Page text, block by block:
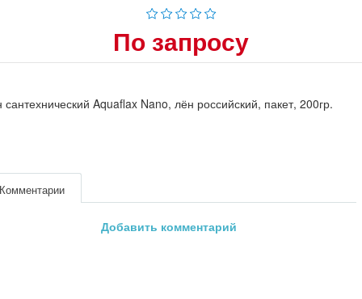
По запросу
сантехнический Aquaflax Nano, лён российский, пакет, 200гр.
Добавить комментарий